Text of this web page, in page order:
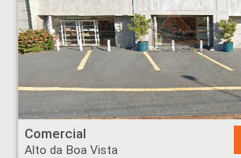
Comercial - Alto da Boa Vista - Ribeirão Preto
Comercial
Alto da Boa Vista